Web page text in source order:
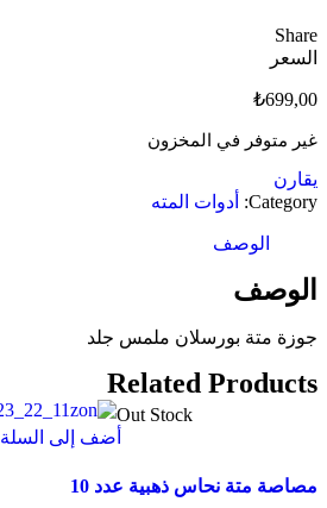
Share
السعر
₺699,00
غير متوفر في المخزون
يقارن
Category:
أدوات المته
الوصف
الوصف
جوزة متة بورسلان ملمس جلد
Related Products
Out Stock
أضف إلى السلة
مصاصة متة نحاس ذهبية عدد 10